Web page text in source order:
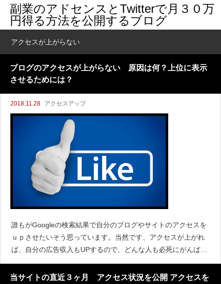
副業のアドセンスとTwitterで月３０万
円得る方法を公開するブログ
アクセスが上がらない
ブログのアクセスが上がらない 原因は何？上位に表示
させるためには？
2018.11.28 アクセスアップ
誰もがGoogleの検索結果で自分のブログやサイトのアクセスを
ｕｐさせたいそう思っています。当然です、アクセスが上がれ
ば、自分の広告収入もUPするので、どんな人も必死にがんばり
ます。しかし、よく考えてみてください。自分が
当サイトの直近３ヶ月 アクセス状況を公開 アクセスを